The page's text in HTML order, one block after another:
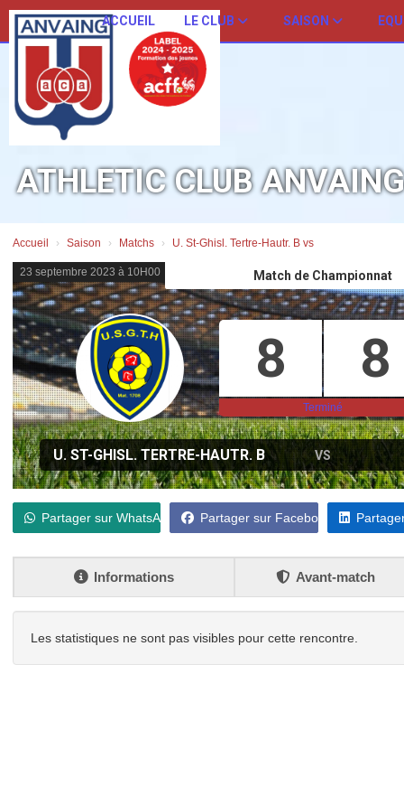
ACCUEIL LE CLUB SAISON
ATHLETIC CLUB ANVAING
Accueil Saison Matchs U. St-Ghisl. Tertre-Hautr. B vs
23 septembre 2023 à 10H00 Match de Championnat
8 8
Terminé
U. ST-GHISL. TERTRE-HAUTR. B VS
Partager sur WhatsApp Partager sur Facebook
Informations Avant-match
Les statistiques ne sont pas visibles pour cette rencontre.
Panneau de gestion des cookies